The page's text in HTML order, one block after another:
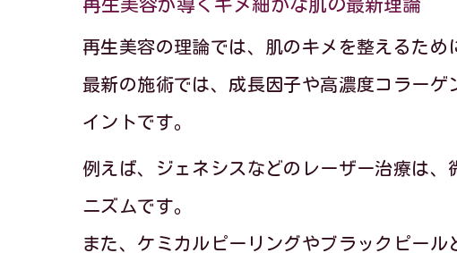
キ
再
赤ち
再生美容が導くキメ細かな肌の最新理論
再生美容の理論では、肌のキメを整えるため
最新の施術では、成長因子や高濃度コラー
イントです。
例えば、ジェネシスなどのレーザー治療は
ニズムです。
また、ケミカルピーリングやブラックピー